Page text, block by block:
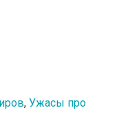
, Ужасы про